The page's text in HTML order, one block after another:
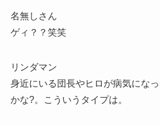
名無しさん
ゲィ？？笑笑
リンダマン
身近にいる団長やヒロが病気にな
かな?。こういうタイプは。